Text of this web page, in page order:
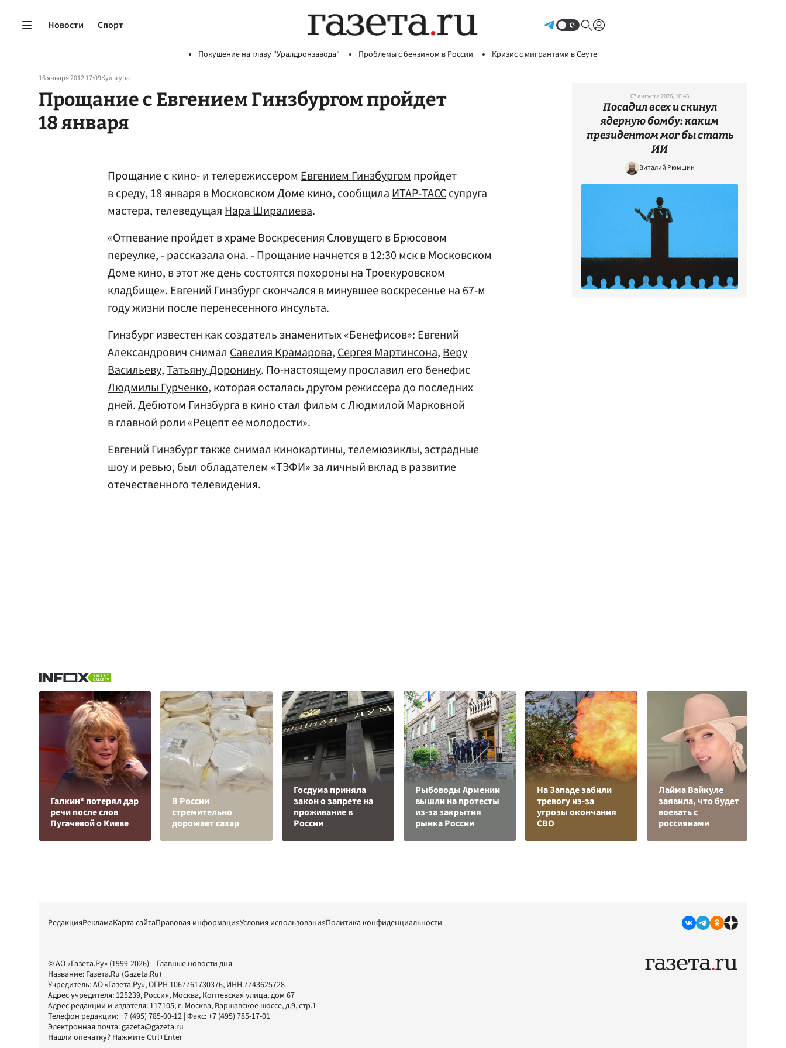
Новости Спорт
Покушение на главу "Уралдронзавода" Проблемы с бензином в России Кризис с мигрантами в Сеуте
16 января 2012 17:09Культура
Прощание с Евгением Гинзбургом пройдет
18 января
Прощание с кино- и телережиссером Евгением Гинзбургомпройдет
в среду, 18 января в Московском Доме кино, сообщилаИТАР-ТАССсупруга
мастера, телеведущаяНара Ширалиева.
«Отпевание пройдет в храме Воскресения Словущего в Брюсовом
переулке, - рассказала она. - Прощание начнется в 12:30 мск в Московском
Доме кино, в этот же день состоятся похороны на Троекуровском
кладбище». Евгений Гинзбург скончался в минувшее воскресенье на 67-м
году жизни после перенесенного инсульта.
Гинзбург известен как создатель знаменитых «Бенефисов»: Евгений
Александрович снимал Савелия Крамарова,Сергея Мартинсона,Веру
Васильеву,Татьяну Доронину. По-настоящему прославил его бенефис
Людмилы Гурченко, которая осталась другом режиссера до последних
дней. Дебютом Гинзбурга в кино стал фильм с Людмилой Марковной
в главной роли «Рецепт ее молодости».
Евгений Гинзбург также снимал кинокартины, телемюзиклы, эстрадные
шоу и ревью, был обладателем «ТЭФИ» за личный вклад в развитие
отечественного телевидения.
07 августа 2026, 10:43
Посадил всех и скинул
ядерную бомбу: каким
президентом мог бы стать
ИИ
Виталий Рюмшин
Галкин* потерял дар
речи после слов
Пугачевой о Киеве
В России
стремительно
дорожает сахар
Госдума приняла
закон о запрете на
проживание в
России
Рыбоводы Армении
вышли на протесты
из-за закрытия
рынка России
На Западе забили
тревогу из-за
угрозы окончания
СВО
Лайма Вайкуле
заявила, что будет
воевать с
россиянами
РедакцияРекламаКарта сайтаПравовая информацияУсловия использованияПолитика конфиденциальности
© АО «Газета.Ру» (1999-2026) – Главные новости дня
Название: Газета.Ru (Gazeta.Ru)
Учредитель:АО «Газета.Ру», ОГРН 1067761730376, ИНН 7743625728
Адрес учредителя: 125239, Россия, Москва, Коптевская улица, дом 67
Адрес редакции и издателя: 117105, г. Москва, Варшавское шоссе, д.9, стр.1
Телефон редакции:+7 (495) 785-00-12 | Факс:+7 (495) 785-17-01
Электронная почта:gazeta@gazeta.ru
Нашли опечатку? Нажмите Ctrl+Enter